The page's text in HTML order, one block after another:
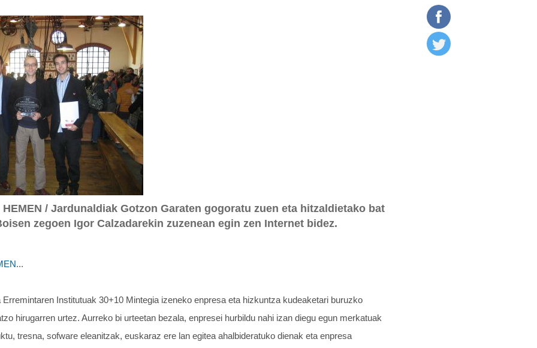
HEMEN / Jardunaldiak Gotzon Garaten gogoratu zuen eta hitzaldietako bat
zegoen Igor Calzadarekin zuzenean egin zen Internet bidez.
...
Institutuak 30+10 Mintegia izeneko enpresa eta hizkuntza kudeaketari buruzko
hirugarren urtez. Aurreko bi urteetan bezala, enpresei hurbildu nahi izan diegu egun merkatuak
tresna, sofware eleanitzak, euskaraz ere lan egitea ahalbideratuko dienak eta enpresa